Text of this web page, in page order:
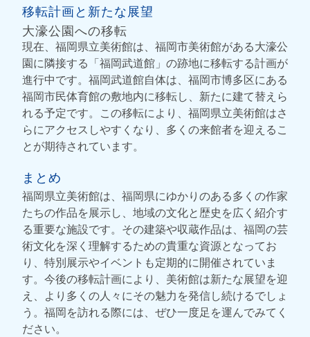
移転計画と新たな展望
大濠公園への移転
現在、福岡県立美術館は、福岡市美術館がある大濠公
園に隣接する「福岡武道館」の跡地に移転する計画が
進行中です。福岡武道館自体は、福岡市博多区にある
福岡市民体育館の敷地内に移転し、新たに建て替えら
れる予定です。この移転により、福岡県立美術館はさ
らにアクセスしやすくなり、多くの来館者を迎えるこ
とが期待されています。
まとめ
福岡県立美術館は、福岡県にゆかりのある多くの作家
たちの作品を展示し、地域の文化と歴史を広く紹介す
る重要な施設です。その建築や収蔵作品は、福岡の芸
術文化を深く理解するための貴重な資源となってお
り、特別展示やイベントも定期的に開催されていま
す。今後の移転計画により、美術館は新たな展望を迎
え、より多くの人々にその魅力を発信し続けるでしょ
う。福岡を訪れる際には、ぜひ一度足を運んでみてく
ださい。